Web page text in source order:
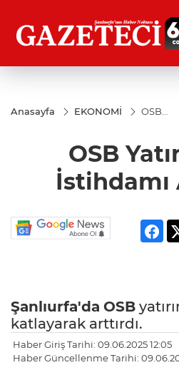
Anasayfa EKONOMİ
OSB
Arttırdı
OSB
İstihdamı
Şanlıurfa'da OSB
katlayarak arttırdı.
Haber Giriş Tarihi: 09.06.2025 12:05
Haber Güncellenme Tarihi: